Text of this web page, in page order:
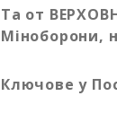
Та от
Міноборони,
Ключове у